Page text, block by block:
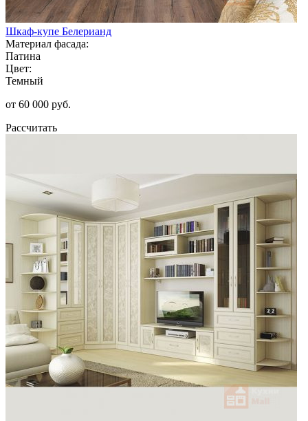
Шкаф-купе Белерианд
Материал фасада:
Патина
Цвет:
Темный
от 60 000 руб.
Рассчитать